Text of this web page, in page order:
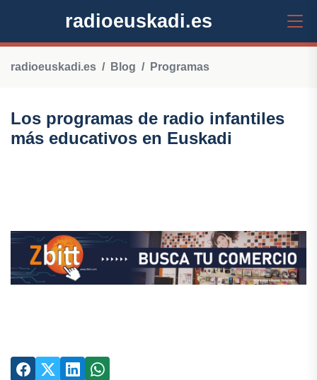
radioeuskadi.es
radioeuskadi.es Blog Programas
Los programas de radio infantiles
más educativos en Euskadi